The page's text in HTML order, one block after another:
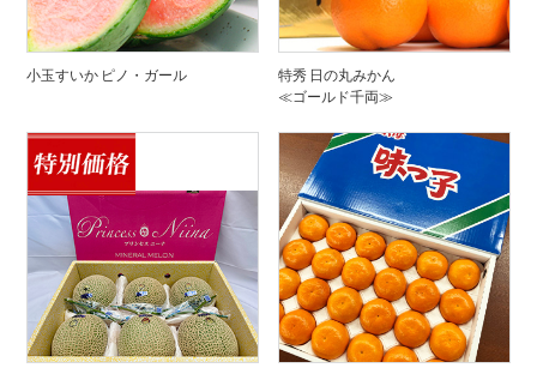
小玉すいか ピノ・ガール
特秀 日の丸みかん
≪ゴールド千両≫